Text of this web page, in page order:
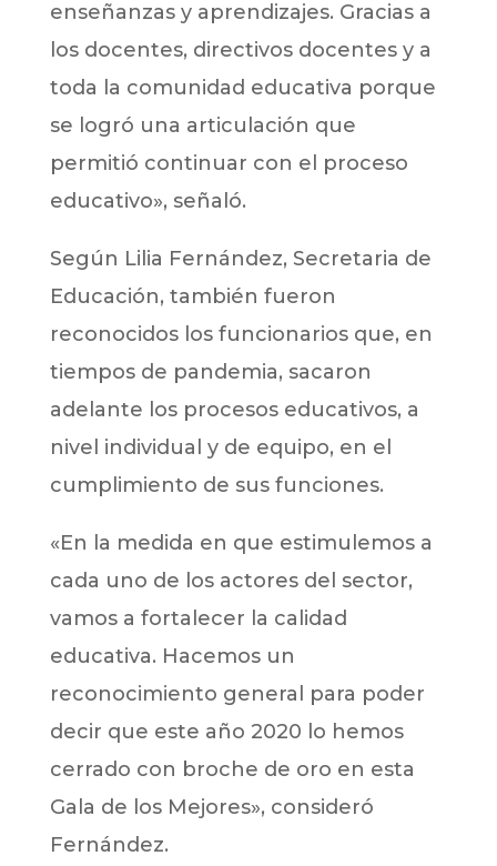
enseñanzas y aprendizajes. Gracias a
los docentes, directivos docentes y a
toda la comunidad educativa porque
se logró una articulación que
permitió continuar con el proceso
educativo», señaló.
Según Lilia Fernández, Secretaria de
Educación, también fueron
reconocidos los funcionarios que, en
tiempos de pandemia, sacaron
adelante los procesos educativos, a
nivel individual y de equipo, en el
cumplimiento de sus funciones.
«En la medida en que estimulemos a
cada uno de los actores del sector,
vamos a fortalecer la calidad
educativa. Hacemos un
reconocimiento general para poder
decir que este año 2020 lo hemos
cerrado con broche de oro en esta
Gala de los Mejores», consideró
Fernández.